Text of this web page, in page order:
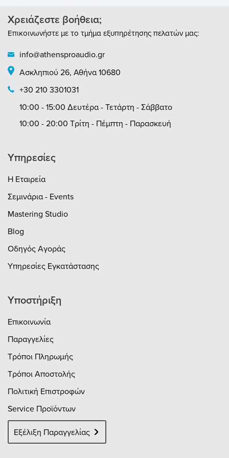
Χρειάζεστε βοήθεια;
Επικοινωνήστε με το τμήμα εξυπηρέτησης πελατών μας:
info@athensproaudio.gr
Ασκληπιού 26, Αθήνα 10680
+30 210 3301031
10:00 - 15:00 Δευτέρα - Τετάρτη - Σάββατο
10:00 - 20:00 Τρίτη - Πέμπτη - Παρασκευή
Υπηρεσίες
Η Εταιρεία
Σεμινάρια - Events
Mastering Studio
Blog
Οδηγός Αγοράς
Υπηρεσίες Εγκατάστασης
Υποστήριξη
Επικοινωνία
Παραγγελίες
Τρόποι Πληρωμής
Τρόποι Αποστολής
Πολιτική Επιστροφών
Service Προϊόντων
Εξέλιξη Παραγγελίας